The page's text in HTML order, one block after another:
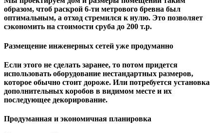
образом, чтоб раскрой 6-ти метрового бревна был
оптимальным, а отход стремился к нулю. Это позволяет
сэкономить на стоимости сруба до 200 т.р.
Размещение инженерных сетей уже продуманно
Если этого не сделать заранее, то потом придется
использовать оборудование нестандартных размеров,
которое обычно стоит дороже. Или потребуется установка
дополнительных коробов в видимом месте и их
последующее декорирование.
Продуманная и экономичная планировка